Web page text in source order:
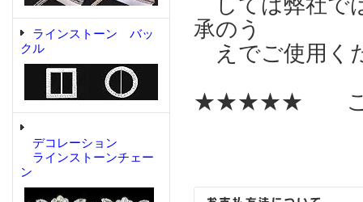
ラインストーン バッ
クル
デコレーション
ラインストーンチェー
ン
しては弊社で
承のう
えでご使用く
★★★★★ こ